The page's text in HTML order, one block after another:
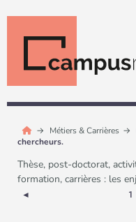
Métiers & Carrières
chercheurs.
Thèse, post-doctorat,
formation, carrières : les
◄ 1